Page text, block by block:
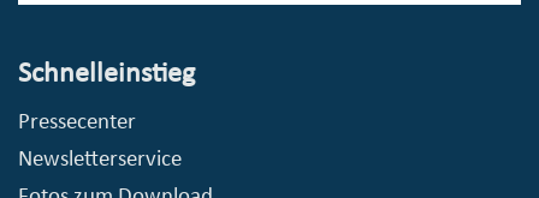
Schnelleinstieg
Pressecenter
Newsletterservice